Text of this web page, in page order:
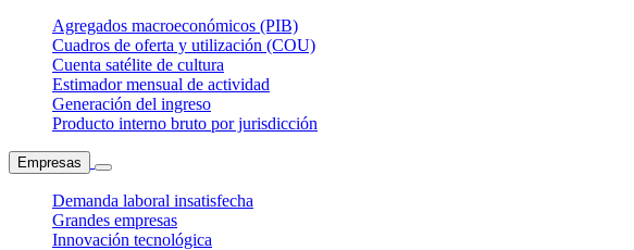
Agregados macroeconómicos (PIB)
Cuadros de oferta y utilización (COU)
Cuenta satélite de cultura
Estimador mensual de actividad
Generación del ingreso
Producto interno bruto por jurisdicción
Empresas
Demanda laboral insatisfecha
Grandes empresas
Innovación tecnológica